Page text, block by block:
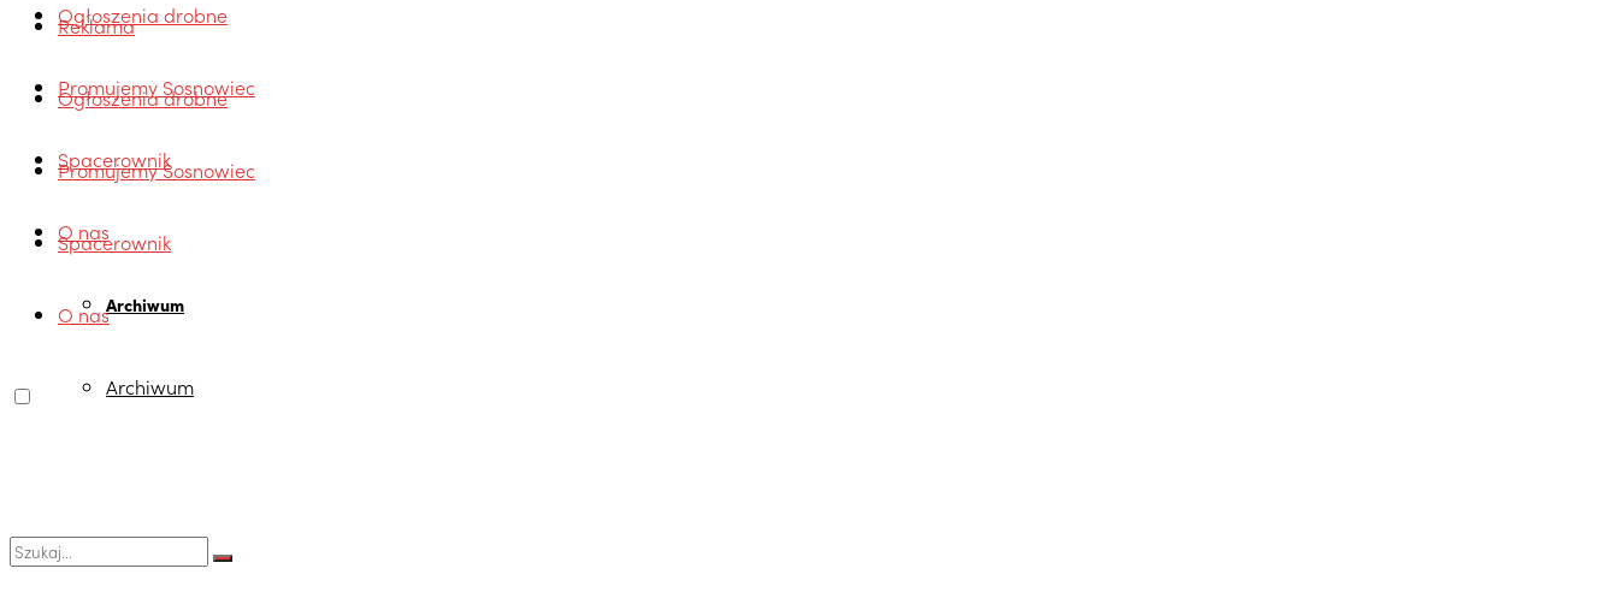
Ogłoszenia drobne
Promujemy Sosnowiec
Spacerownik
O nas
Archiwum
Reklama
Ogłoszenia drobne
Promujemy Sosnowiec
Spacerownik
O nas
Archiwum